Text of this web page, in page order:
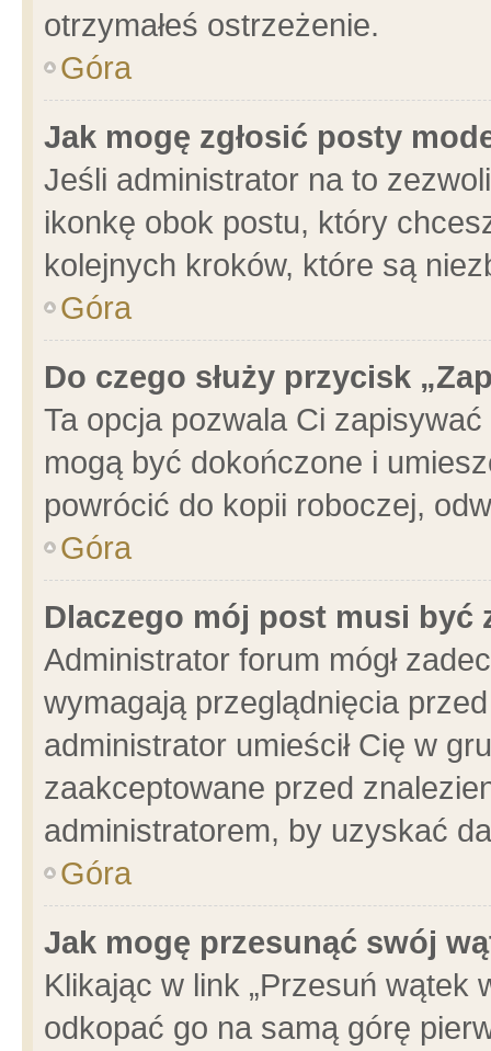
otrzymałeś ostrzeżenie.
Góra
Jak mogę zgłosić posty
Jeśli administrator na to
ikonkę obok postu, który
kolejnych kroków, które są
Góra
Do czego służy przycisk
Ta opcja pozwala Ci
mogą być dokończone i
powrócić do kopii roboczej,
Góra
Dlaczego mój post musi być
Administrator forum mógł
wymagają przeglądnięcia
administrator umieścił Cię w
zaakceptowane przed
administratorem, by uzyskać
Góra
Jak mogę przesunąć swój
Klikając w link „Przesuń wątek
odkopać go na samą górę